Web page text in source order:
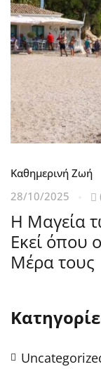
Καθημερινή Ζωή
28/10/2025
Η Μαγεία
Εκεί όπου
Μέρα τους